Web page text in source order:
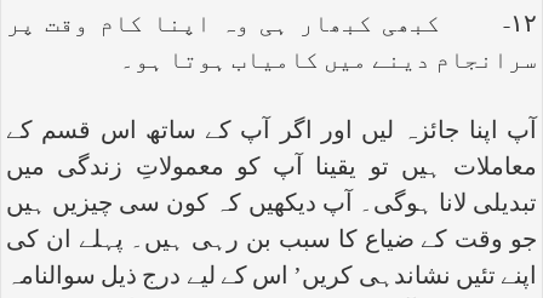
۱۲- کبھی کبھار ہی وہ اپنا کام وقت پر
سرانجام دینے میں کامیاب ہوتا ہو۔
آپ اپنا جائزہ لیں اور اگر آپ کے ساتھ اس قسم کے
معاملات ہیں تو یقینا آپ کو معمولاتِ زندگی میں
تبدیلی لانا ہوگی۔ آپ دیکھیں کہ کون سی چیزیں ہیں
جو وقت کے ضیاع کا سبب بن رہی ہیں۔ پہلے ان کی
اپنے تئیں نشاندہی کریں’ اس کے لیے درج ذیل سوالنامہ